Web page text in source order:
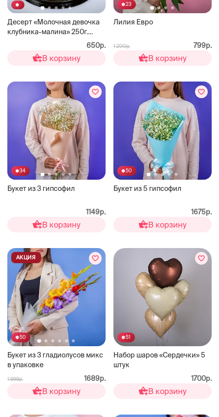
Десерт «Молочная девочка
клубника-малина» 250г.
650р.
В корзину
23
Лилия Евро
1 200р. 799р.
В корзину
34
Букет из 3 гипсофил
1149р.
В корзину
50
Букет из 5 гипсофил
1675р.
В корзину
50
Букет из 3 гладиолусов микс
в упаковке
АКЦИЯ
1 999р. 1689р.
В корзину
51
Набор шаров «Сердечки» 5
штук
1700р.
В корзину